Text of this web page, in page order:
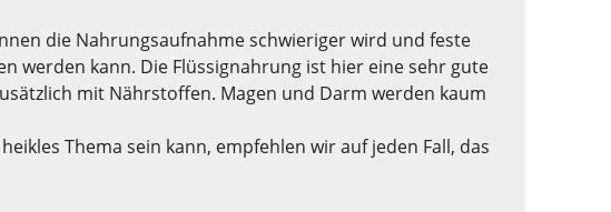
die Nahrungsaufnahme schwieriger wird und feste
werden kann. Die Flüssignahrung ist hier eine sehr gute
mit Nährstoffen. Magen und Darm werden kaum
Thema sein kann, empfehlen wir auf jeden Fall, das